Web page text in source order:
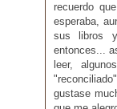
recuerdo
esperaba,
sus libros
entonces...
leer,
gustase